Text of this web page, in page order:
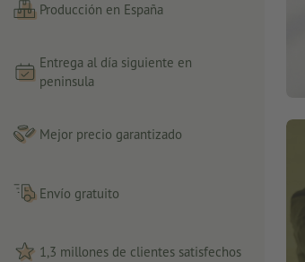
Producción en España
Entrega al día siguiente en
peninsula
Mejor precio garantizado
Envío gratuito
1,3 millones de clientes satisfechos